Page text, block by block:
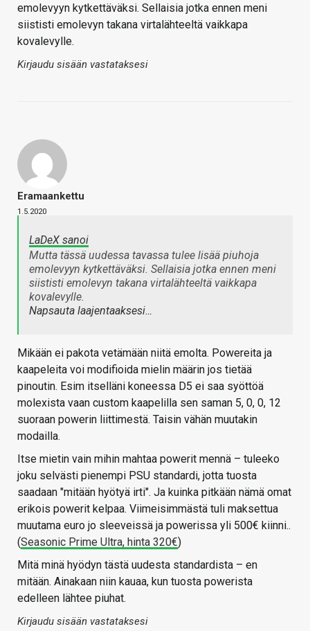
emolevyyn kytkettäväksi. Sellaisia jotka ennen meni
siististi emolevyn takana virtalähteeltä vaikkapa
kovalevylle.
Kirjaudu sisään vastataksesi
Eramaankettu
1.5.2020
LaDeX sanoi
Mutta tässä uudessa tavassa tulee lisää piuhoja
emolevyyn kytkettäväksi. Sellaisia jotka ennen meni
siististi emolevyn takana virtalähteeltä vaikkapa
kovalevylle.
Napsauta laajentaaksesi…
Mikään ei pakota vetämään niitä emolta. Powereita ja
kaapeleita voi modifioida mielin määrin jos tietää
pinoutin. Esim itselläni koneessa D5 ei saa syöttöä
molexista vaan custom kaapelilla sen saman 5, 0, 0, 12
suoraan powerin liittimestä. Taisin vähän muutakin
modailla.
Itse mietin vain mihin mahtaa powerit mennä – tuleeko
joku selvästi pienempi PSU standardi, jotta tuosta
saadaan "mitään hyötyä irti". Ja kuinka pitkään nämä omat
erikois powerit kelpaa. Viimeisimmästä tuli maksettua
muutama euro jo sleeveissä ja powerissa yli 500€ kiinni..
(Seasonic Prime Ultra, hinta 320€)
Mitä minä hyödyn tästä uudesta standardista – en
mitään. Ainakaan niin kauaa, kun tuosta powerista
edelleen lähtee piuhat.
Kirjaudu sisään vastataksesi